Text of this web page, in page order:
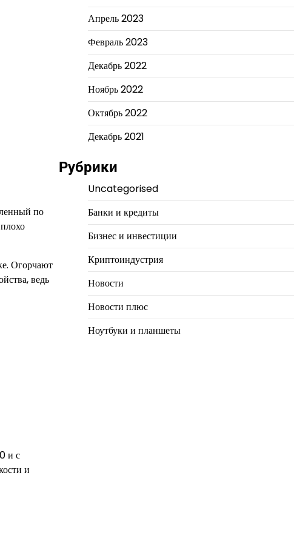
по
Огорчают
ведь
и с
и
Апрель 2023
Февраль 2023
Декабрь 2022
Ноябрь 2022
Октябрь 2022
Декабрь 2021
Рубрики
Uncategorised
Банки и кредиты
Бизнес и инвестиции
Криптоиндустрия
Новости
Новости плюс
Ноутбуки и планшеты